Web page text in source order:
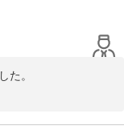
いますので季節を
た。